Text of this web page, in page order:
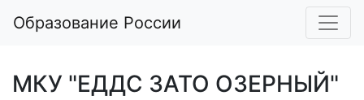
Образование России
МКУ "ЕДДС ЗАТО ОЗЕРНЫЙ"